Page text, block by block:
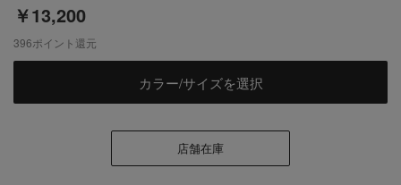
￥13,200
396ポイント還元
カラー/サイズを選択
店舗在庫